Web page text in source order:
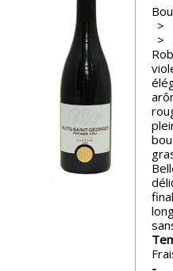
Spiritueux
Notes
dégustation
Sommelleries